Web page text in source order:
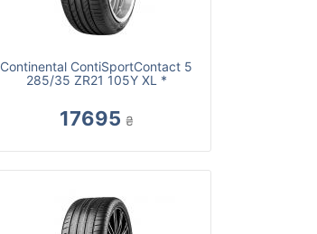
Continental ContiSportContact 5
285/35 ZR21 105Y XL *
17695 ₴